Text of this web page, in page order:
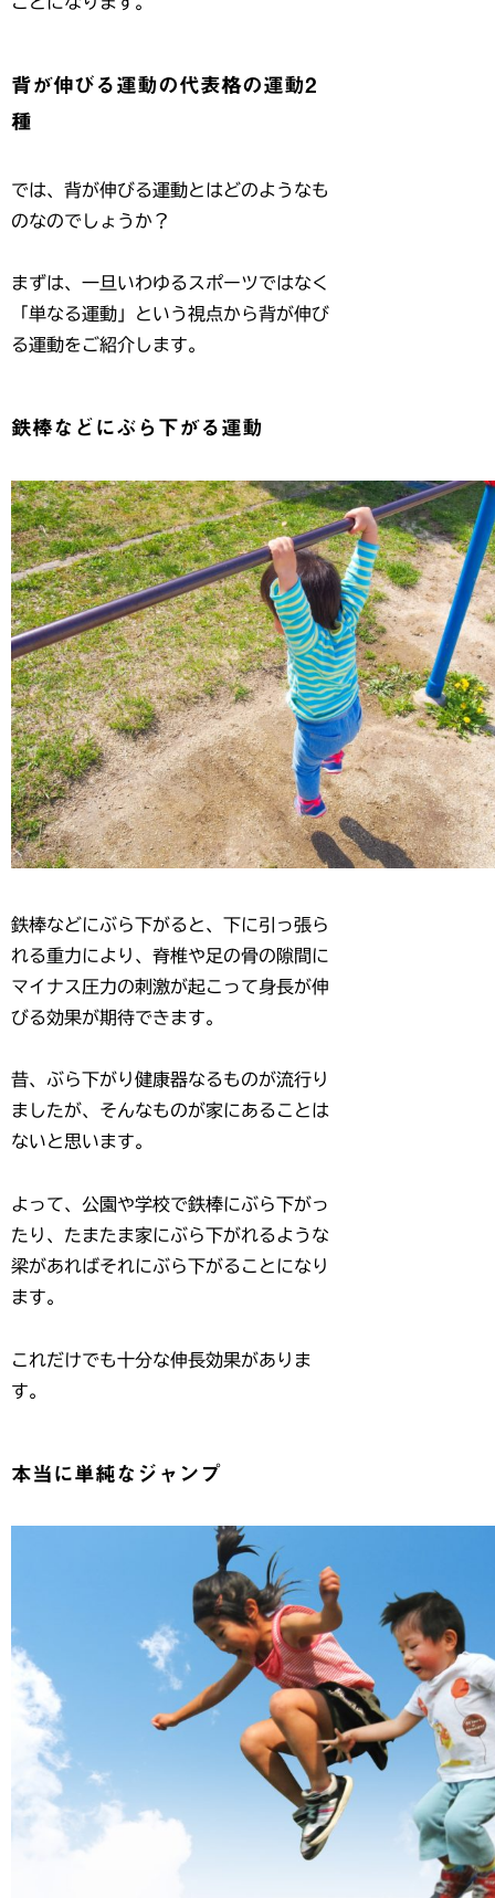
背が伸びる運動の代表格の運動2
種
では、背が伸びる運動とはどのようなも
のなのでしょうか？
まずは、一旦いわゆるスポーツではなく
「単なる運動」という視点から背が伸び
る運動をご紹介します。
鉄棒などにぶら下がる運動
鉄棒などにぶら下がると、下に引っ張ら
れる重力により、脊椎や足の骨の隙間に
マイナス圧力の刺激が起こって身長が伸
びる効果が期待できます。
昔、ぶら下がり健康器なるものが流行り
ましたが、そんなものが家にあることは
ないと思います。
よって、公園や学校で鉄棒にぶら下がっ
たり、たまたま家にぶら下がれるような
梁があればそれにぶら下がることになり
ます。
これだけでも十分な伸長効果がありま
す。
本当に単純なジャンプ